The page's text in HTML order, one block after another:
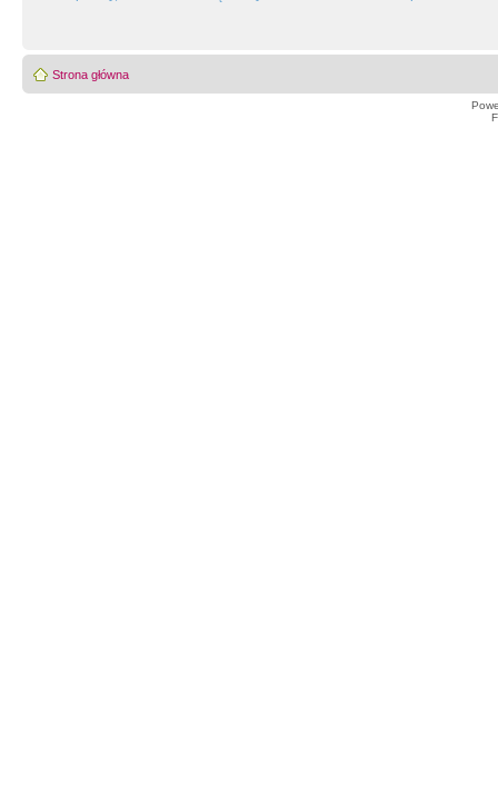
Strona główna